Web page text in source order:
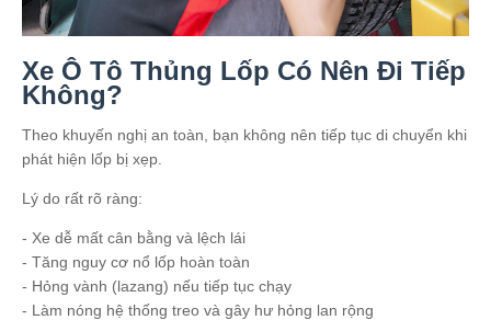
Xe Ô Tô Thủng Lốp Có Nên Đi Tiếp
Không?
Theo khuyến nghị an toàn, bạn không nên tiếp tục di chuyển khi
phát hiện lốp bị xẹp.
Lý do rất rõ ràng:
- Xe dễ mất cân bằng và lệch lái
- Tăng nguy cơ nổ lốp hoàn toàn
- Hỏng vành (lazang) nếu tiếp tục chạy
- Làm nóng hệ thống treo và gây hư hỏng lan rộng